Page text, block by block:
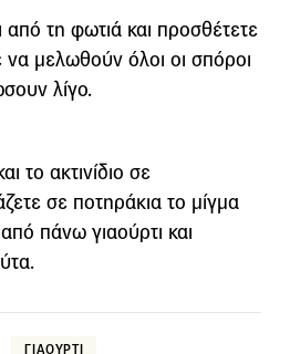
τη φωτιά και προσθέτετε
να μελωθούν όλοι οι σπόροι
λίγο.
το ακτινίδιο σε
σε ποτηράκια το μίγμα
πάνω γιαούρτι και
ΓΙΑΟΥΡΤΙ